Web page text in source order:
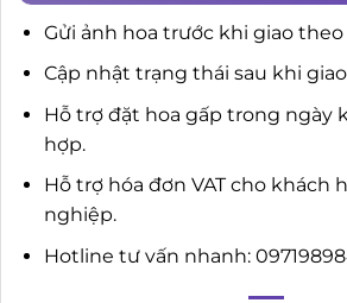
Gửi ảnh hoa trước khi giao theo
Cập nhật trạng thái sau khi
Hỗ trợ đặt hoa gấp trong ngày
hợp.
Hỗ trợ hóa đơn VAT cho khách
nghiệp.
Hotline tư vấn nhanh: